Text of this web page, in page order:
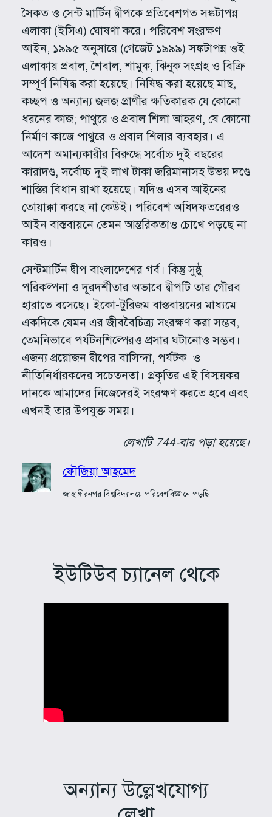
সৈকত ও সেন্ট মার্টিন দ্বীপকে প্রতিবেশগত সঙ্কটাপন্ন
এলাকা (ইসিএ) ঘোষণা করে। পরিবেশ সংরক্ষণ
আইন, ১৯৯৫ অনুসারে (গেজেট ১৯৯৯) সঙ্কটাপন্ন ওই
এলাকায় প্রবাল, শৈবাল, শামুক, ঝিনুক সংগ্রহ ও বিক্রি
সম্পূর্ণ নিষিদ্ধ করা হয়েছে। নিষিদ্ধ করা হয়েছে মাছ,
কচ্ছপ ও অন্যান্য জলজ প্রাণীর ক্ষতিকারক যে কোনো
ধরনের কাজ; পাথুরে ও প্রবাল শিলা আহরণ, যে কোনো
নির্মাণ কাজে পাথুরে ও প্রবাল শিলার ব্যবহার। এ
আদেশ অমান্যকারীর বিরুদ্ধে সর্বোচ্চ দুই বছরের
কারাদণ্ড, সর্বোচ্চ দুই লাখ টাকা জরিমানাসহ উভয় দণ্ডে
শাস্তির বিধান রাখা হয়েছে। যদিও এসব আইনের
তোয়াক্কা করছে না কেউই। পরিবেশ অধিদফতরেরও
আইন বাস্তবায়নে তেমন আন্তরিকতাও চোখে পড়ছে না
কারও।
সেন্টমার্টিন দ্বীপ বাংলাদেশের গর্ব। কিন্তু সুষ্ঠু
পরিকল্পনা ও দূরদর্শীতার অভাবে দ্বীপটি তার গৌরব
হারাতে বসেছে। ইকো-টুরিজম বাস্তবায়নের মাধ্যমে
একদিকে যেমন এর জীববৈচিত্র্য সংরক্ষণ করা সম্ভব,
তেমনিভাবে পর্যটনশিল্পেরও প্রসার ঘটানোও সম্ভব।
এজন্য প্রয়োজন দ্বীপের বাসিন্দা, পর্যটক ও
নীতিনির্ধারকদের সচেতনতা। প্রকৃতির এই বিস্ময়কর
দানকে আমাদের নিজেদেরই সংরক্ষণ করতে হবে এবং
এখনই তার উপযুক্ত সময়।
লেখাটি 744-বার পড়া হয়েছে।
ফৌজিয়া আহমেদ
জাহাঙ্গীরনগর বিশ্ববিদ্যালয়ে পরিবেশবিজ্ঞানে পড়ছি।
ইউটিউব চ্যানেল থেকে
অন্যান্য উল্লেখযোগ্য